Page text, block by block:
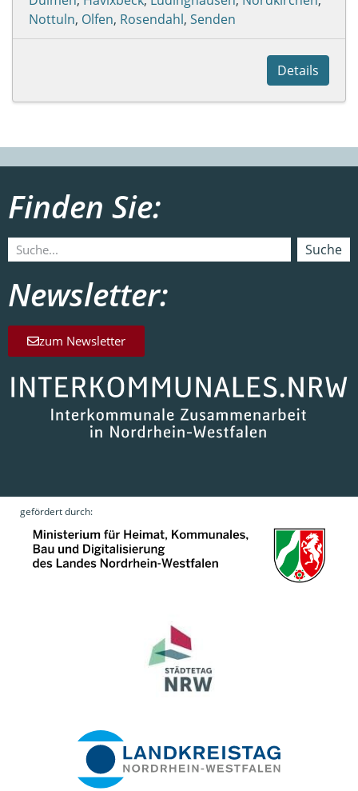
Nottuln, Olfen, Rosendahl, Senden
Details
Finden Sie:
Suche
Newsletter:
zum Newsletter
gefördert durch: